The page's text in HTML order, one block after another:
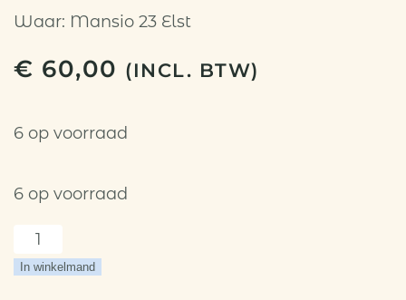
Waar: Mansio 23 Elst
€ 60,00 (INCL. BTW)
6 op voorraad
6 op voorraad
Letter
jeIn winkelmand